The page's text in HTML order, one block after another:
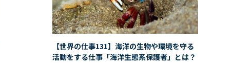
【世界の仕事131】海洋の生物や環境を守る
活動をする仕事「海洋生態系保護者」とは？